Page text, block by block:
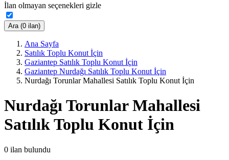
İlan olmayan seçenekleri gizle
Ara (0 ilan)
Ana Sayfa
Satılık Toplu Konut İçin
Gaziantep Satılık Toplu Konut İçin
Gaziantep Nurdağı Satılık Toplu Konut İçin
Nurdağı Torunlar Mahallesi Satılık Toplu Konut İçin
Nurdağı Torunlar Mahallesi
Satılık Toplu Konut İçin
0 ilan bulundu